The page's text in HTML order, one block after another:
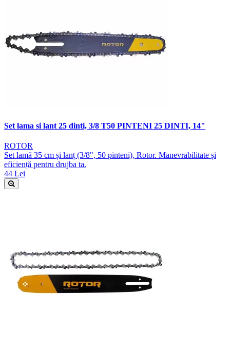
Set lama si lant 25 dinti, 3/8 T50 PINTENI 25 DINTI, 14"
ROTOR
Set lamă 35 cm și lanț (3/8", 50 pinteni), Rotor. Manevrabilitate și
eficiență pentru drujba ta.
44 Lei